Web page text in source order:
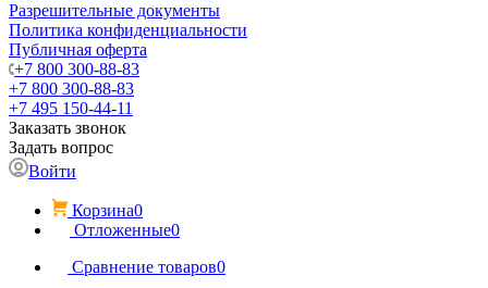
Разрешительные документы
Политика конфиденциальности
Публичная оферта
+7 800 300-88-83
+7 800 300-88-83
+7 495 150-44-11
Заказать звонок
Задать вопрос
Войти
Корзина0
Отложенные0
Сравнение товаров0